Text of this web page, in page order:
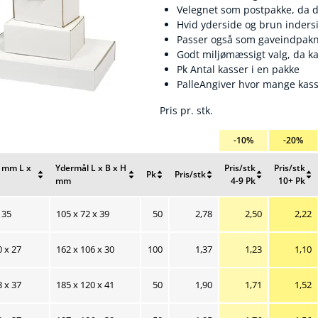
Velegnet som postpakke,
Hvid yderside og brun
Passer også som
Godt miljømæssigt valg, da
Pk Antal kasser i en pakke
PalleAngiver hvor mange
Pris pr. stk.
L x
Ydermål L x B x H
mm
Pk
sortering
Pris/stk
sortering
Pris/stk
4-9 Pk
-10%
Pris/stk
10+ Pk
-20%
105 x 72 x 39 50 Nuværende salgspris 2,78 kr
2,78 Nuværende
2,50 2,22
x 27 162 x 106 x 30 100 Nuværende salgspris 1,37 kr
1,37 Nuværende
1,23 1,10
x 37 185 x 120 x 41 50 Nuværende salgspris 1,90 kr
1,90 Nuværende
1,71 1,52